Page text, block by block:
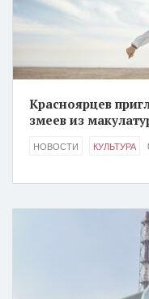
Красноярцев
змеев из
НОВОСТИ КУЛЬТУРА